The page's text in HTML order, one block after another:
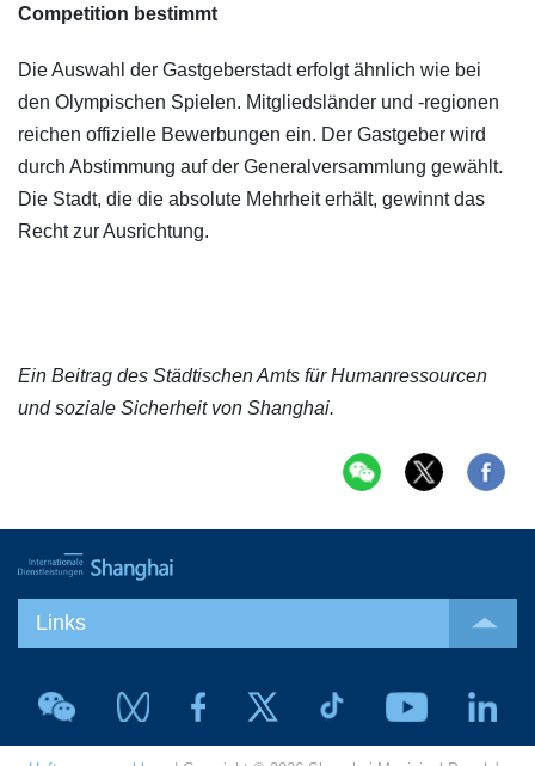
Competition bestimmt
Die Auswahl der Gastgeberstadt erfolgt ähnlich wie bei
den Olympischen Spielen. Mitgliedsländer und -regionen
reichen offizielle Bewerbungen ein. Der Gastgeber wird
durch Abstimmung auf der Generalversammlung gewählt.
Die Stadt, die die absolute Mehrheit erhält, gewinnt das
Recht zur Ausrichtung.
Ein Beitrag des Städtischen Amts für Humanressourcen
und soziale Sicherheit von Shanghai.
Links